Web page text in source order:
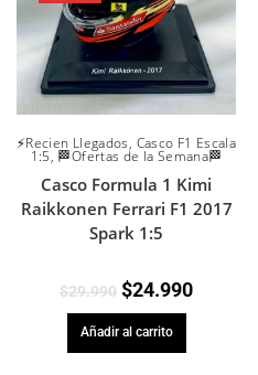
⚡Recien Llegados, Casco F1 Escala
1:5, 🏁Ofertas de la Semana🏁
Casco Formula 1 Kimi
Raikkonen Ferrari F1 2017
Spark 1:5
$29.990 $24.990
Añadir al carrito